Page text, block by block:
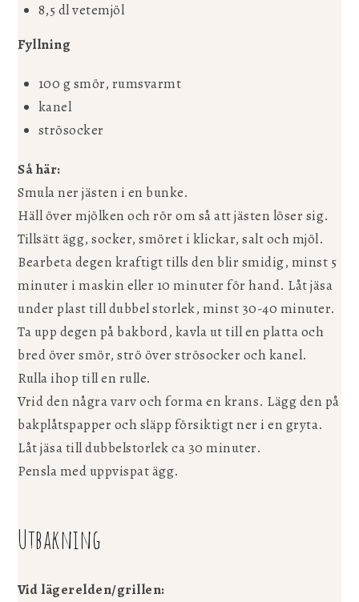
8,5 dl vetemjöl
Fyllning
100 g smör, rumsvarmt
kanel
strösocker
Så här:
Smula ner jästen i en bunke.
Häll över mjölken och rör om så att jästen löser sig.
Tillsätt ägg, socker, smöret i klickar, salt och mjöl.
Bearbeta degen kraftigt tills den blir smidig, minst 5
minuter i maskin eller 10 minuter för hand. Låt jäsa
under plast till dubbel storlek, minst 30-40 minuter.
Ta upp degen på bakbord, kavla ut till en platta och
bred över smör, strö över strösocker och kanel.
Rulla ihop till en rulle.
Vrid den några varv och forma en krans. Lägg den på
bakplåtspapper och släpp försiktigt ner i en gryta.
Låt jäsa till dubbelstorlek ca 30 minuter.
Pensla med uppvispat ägg.
Utbakning
Vid lägerelden/grillen: